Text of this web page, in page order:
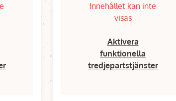
Innehållet kan inte
visas
Aktivera
funktionella
tredjepartstjänster